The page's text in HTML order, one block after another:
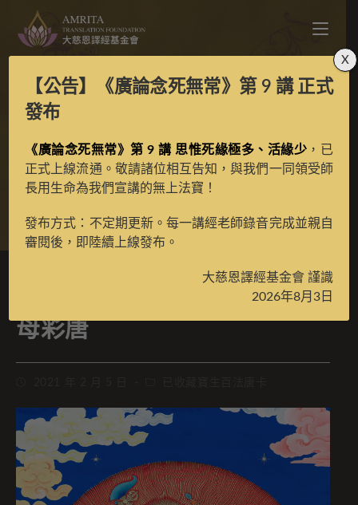
寶生百法之藍色山林葉
衣佛母彩唐
寶生百法之藍色山林葉衣佛
母彩唐
【公告】 《廣論念死無常》第 9 講正式
發布
《廣論念死無常》第 9 講 思惟死緣極多、活緣少 ，已
正式上線流通。敬請諸位相互告知，與我們一同領受師
長用生命為我們宣講的無上法寶！
發布方式：不定期更新。每一講經老師錄音完成並親自
審閱後，即陸續上線發布。
大慈恩譯經基金會 謹識
2026年8月3日
X